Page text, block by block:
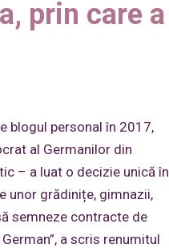
prin care a
blogul personal în 2017,
al Germanilor din
– a luat o decizie unică în
unor grădinițe, gimnazii,
semneze contracte de
a scris renumitul